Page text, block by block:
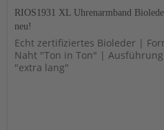
RIOS1931 XL Uhrenarmband
neu!
Echt zertifiziertes Bioleder |
Naht "Ton in Ton" |
"extra lang"